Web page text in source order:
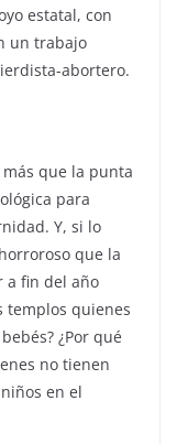
estatal, con
un trabajo
abortero.
que la punta
para
Y, si lo
que la
a fin del año
templos quienes
¿Por qué
no tienen
en el